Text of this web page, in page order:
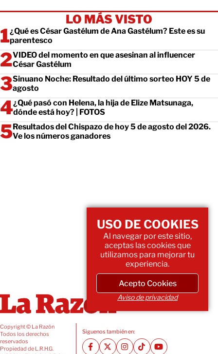
LO MÁS VISTO
¿Qué es César Gastélum de Ana Gastélum? Este es su
parentesco
VIDEO del momento en que asesinan al influencer
César Gastélum
Sinuano Noche: Resultado del último sorteo HOY 5 de
agosto
¿Qué pasó con Helena, la hija de Elize Matsunaga,
dónde está hoy? | FOTOS
Resultados del Chispazo de hoy 5 de agosto del 2026.
Ve los números ganadores
Copyright © La Razón
Todos los derechos
reservados
Propiedad de L.R.H.G.
Siguenos también en:
USO DE COOKIES
Al navegar por este sitio,
aceptas las cookies que
utilizamos para mejorar tu
experiencia.
Acepto Cookies
Aviso de privacidad